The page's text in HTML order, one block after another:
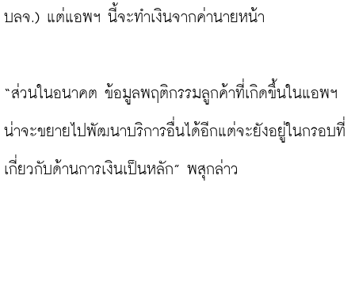
บลจ.) แต่แอพฯ นี้จะทำเงินจากค่านายหน้า
“ส่วนในอนาคต ข้อมูลพฤติกรรมลูกค้าที่เกิดขึ้นในแอพฯ
น่าจะขยายไปพัฒนาบริการอื่นได้อีกแต่จะยังอยู่ในกรอบที่
เกี่ยวกับด้านการเงินเป็นหลัก” พสุกล่าว